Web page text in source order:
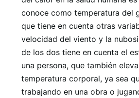
conoce como temperatura del
que tiene en cuenta otras
velocidad del viento y la
de los dos tiene en cuenta el
una persona, que también
temperatura corporal, ya sea
trabajando en una obra o